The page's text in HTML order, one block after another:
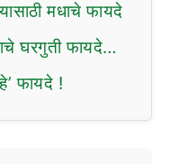
मधाचे फायदे
घरगुती फायदे…
फायदे !